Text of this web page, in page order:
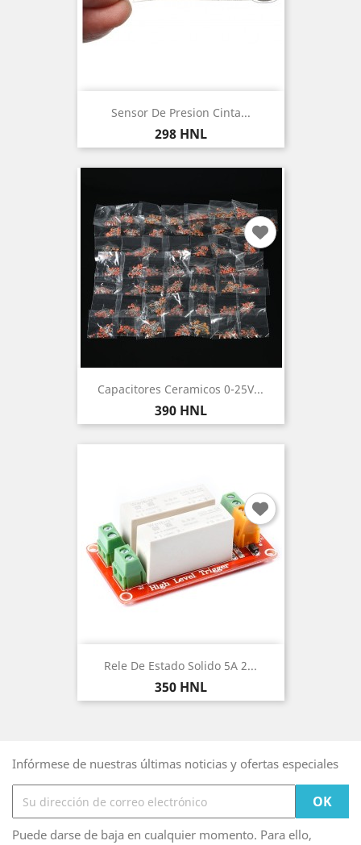
Sensor De Presion Cinta...
Precio
298 HNL
Capacitores Ceramicos 0-25V...
Precio
390 HNL
Rele De Estado Solido 5A 2...
Precio
350 HNL
Infórmese de nuestras últimas noticias y ofertas especiales
Puede darse de baja en cualquier momento. Para ello,